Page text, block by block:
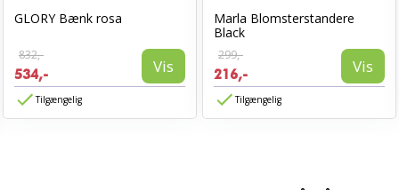
GLORY Bænk rosa
832,-
534,- Vis
Tilgængelig
Marla Blomsterstandere
Black
299,-
216,- Vis
Tilgængelig